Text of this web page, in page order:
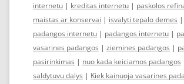
internetu | kreditas internetu | paskolos
maistas ar konservai | isvalyti tepalo demes |
padangos internetu | padangos internetu |
vasarines padangos | ziemines padangos |
pasirinkimas | nuo kada keiciamos padangos
saldytuvu dalys | Kiek kainuoja vasarines